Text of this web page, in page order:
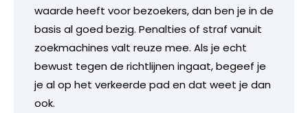
waarde heeft voor bezoekers, dan ben je in de
basis al goed bezig. Penalties of straf vanuit
zoekmachines valt reuze mee. Als je echt
bewust tegen de richtlijnen ingaat, begeef je
je al op het verkeerde pad en dat weet je dan
ook.